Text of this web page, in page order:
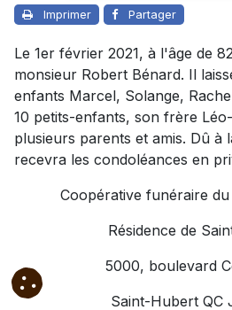
Imprimer Partager
Le 1er février 2021, à l'âge de
monsieur Robert Bénard. Il
enfants Marcel, Solange,
10 petits-enfants, son frère
plusieurs parents et amis. Dû à
recevra les condoléances en
Coopérative funéraire
Résidence de
5000, boulevard
Saint-Hubert QC